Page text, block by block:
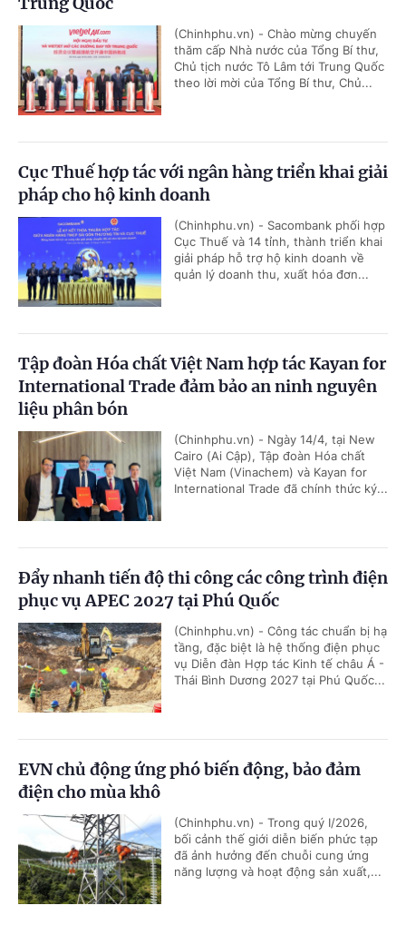
(Chinhphu.vn) - Chào mừng chuyến
thăm cấp Nhà nước của Tổng Bí thư,
Chủ tịch nước Tô Lâm tới Trung Quốc
theo lời mời của Tổng Bí thư, Chủ...
Cục Thuế hợp tác với ngân hàng triển khai giải
pháp cho hộ kinh doanh
(Chinhphu.vn) - Sacombank phối hợp
Cục Thuế và 14 tỉnh, thành triển khai
giải pháp hỗ trợ hộ kinh doanh về
quản lý doanh thu, xuất hóa đơn...
Tập đoàn Hóa chất Việt Nam hợp tác Kayan for
International Trade đảm bảo an ninh nguyên
liệu phân bón
(Chinhphu.vn) - Ngày 14/4, tại New
Cairo (Ai Cập), Tập đoàn Hóa chất
Việt Nam (Vinachem) và Kayan for
International Trade đã chính thức ký...
Đẩy nhanh tiến độ thi công các công trình điện
phục vụ APEC 2027 tại Phú Quốc
(Chinhphu.vn) - Công tác chuẩn bị hạ
tầng, đặc biệt là hệ thống điện phục
vụ Diễn đàn Hợp tác Kinh tế châu Á -
Thái Bình Dương 2027 tại Phú Quốc...
EVN chủ động ứng phó biến động, bảo đảm
điện cho mùa khô
(Chinhphu.vn) - Trong quý I/2026,
bối cảnh thế giới diễn biến phức tạp
đã ảnh hưởng đến chuỗi cung ứng
năng lượng và hoạt động sản xuất,...